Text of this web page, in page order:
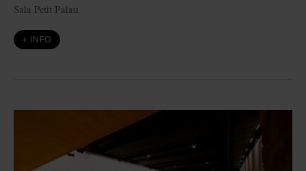
Sala Petit Palau
+ INFO